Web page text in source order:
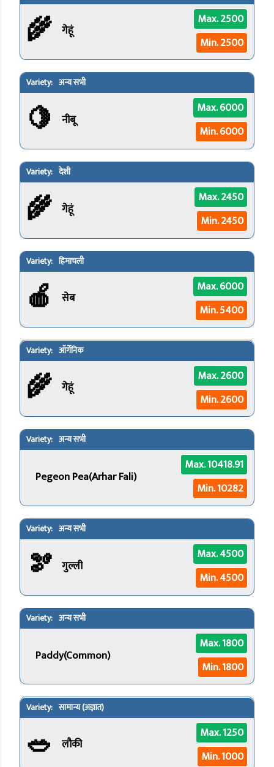
🌾 गेहूं
Max. 2500
Min. 2500
अन्य सभी
🍋 नीबू
Max. 6000
Min. 6000
देशी
🌾 गेहूं
Max. 2450
Min. 2450
हिमाचली
🍎 सेब
Max. 6000
Min. 5400
ऑर्गेनिक
🌾 गेहूं
Max. 2600
Min. 2600
अन्य सभी
Pegeon Pea(Arhar Fali)
Max. 10418.91
Min. 10282
अन्य सभी
🫘 गुल्ली
Max. 4500
Min. 4500
अन्य सभी
Paddy(Common)
Max. 1800
Min. 1800
सामान्य (अज्ञात)
🥗 लौकी
Max. 1250
Min. 1000